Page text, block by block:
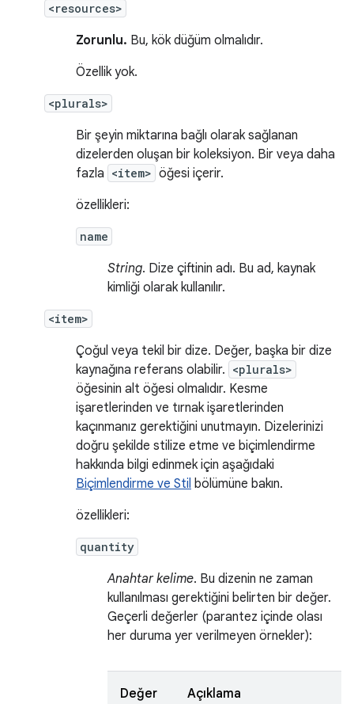
<resources>
Zorunlu. Bu, kök düğüm olmalıdır.
Özellik yok.
<plurals>
Bir şeyin miktarına bağlı olarak sağlanan
dizelerden oluşan bir koleksiyon. Bir veya daha
fazla <item> öğesi içerir.
özellikleri:
name
String. Dize çiftinin adı. Bu ad, kaynak
kimliği olarak kullanılır.
<item>
Çoğul veya tekil bir dize. Değer, başka bir dize
kaynağına referans olabilir. <plurals>
öğesinin alt öğesi olmalıdır. Kesme
işaretlerinden ve tırnak işaretlerinden
kaçınmanız gerektiğini unutmayın. Dizelerinizi
doğru şekilde stilize etme ve biçimlendirme
hakkında bilgi edinmek için aşağıdaki
Biçimlendirme ve Stil bölümüne bakın.
özellikleri:
quantity
Anahtar kelime. Bu dizenin ne zaman
kullanılması gerektiğini belirten bir değer.
Geçerli değerler (parantez içinde olası
her duruma yer verilmeyen örnekler):
Değer Açıklama